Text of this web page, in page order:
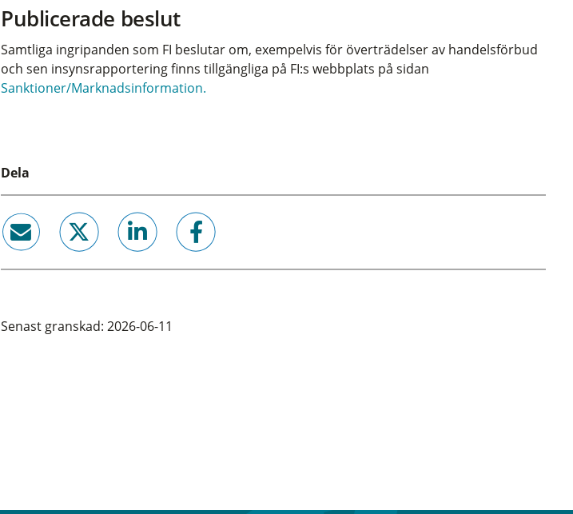
Publicerade beslut
Samtliga ingripanden som FI beslutar om, exempelvis för överträdelser av handelsförbud
och sen insynsrapportering finns tillgängliga på FI:s webbplats på sidan
Sanktioner/Marknadsinformation.
Dela
Senast granskad: 2026-06-11